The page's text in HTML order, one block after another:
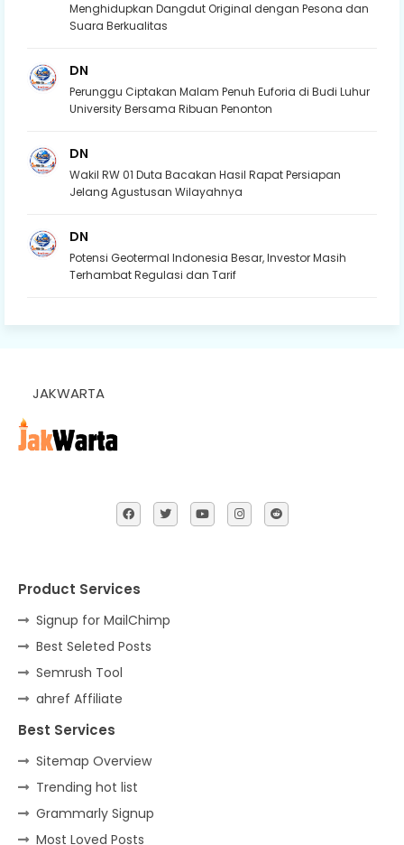
Menghidupkan Dangdut Original dengan Pesona dan
Suara Berkualitas
DN
Perunggu Ciptakan Malam Penuh Euforia di Budi Luhur
University Bersama Ribuan Penonton
DN
Wakil RW 01 Duta Bacakan Hasil Rapat Persiapan
Jelang Agustusan Wilayahnya
DN
Potensi Geotermal Indonesia Besar, Investor Masih
Terhambat Regulasi dan Tarif
JAKWARTA
Product Services
Signup for MailChimp
Best Seleted Posts
Semrush Tool
ahref Affiliate
Best Services
Sitemap Overview
Trending hot list
Grammarly Signup
Most Loved Posts